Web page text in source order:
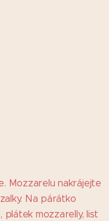
Mozzarelu nakrájejte
Na párátko
mozzarelly, list